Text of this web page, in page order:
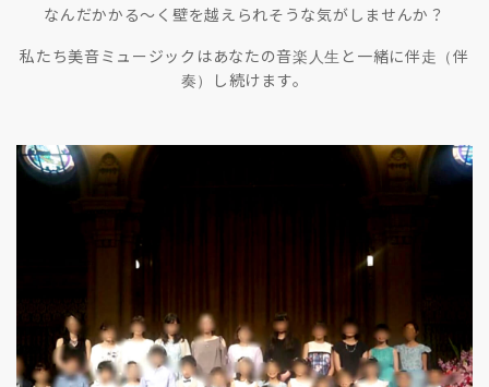
なんだかかる〜く壁を越えられそうな気がしませんか？
私たち美音ミュージックはあなたの音楽人生と一緒に伴走（伴
奏）し続けます。